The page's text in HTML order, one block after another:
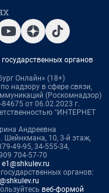
органов
Онлайн» (18+)
надзору в сфере связи,
(Роскомнадзор)
от 06.02.2023 г.
"ИНТЕРНЕТ
Андреевна
Шейнкмана, 10, 3-й этаж,
49-95, 34-555-34,
704-57-70
e1@shkulev.ru
органов:
веб-формой